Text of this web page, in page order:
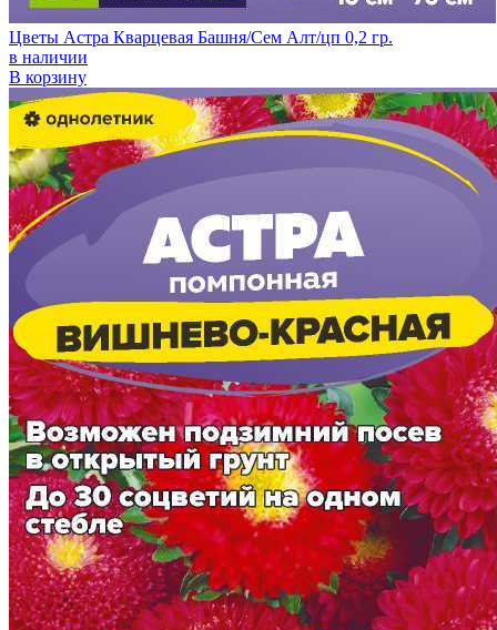
Цветы Астра Кварцевая Башня/Сем Алт/цп 0,2 гр.
в наличии
В корзину